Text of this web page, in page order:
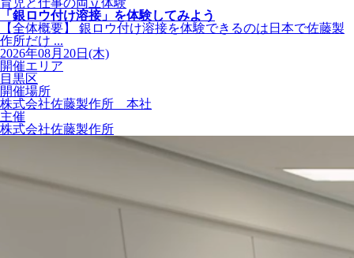
育児と仕事の両立体験
「銀ロウ付け溶接」を体験してみよう
【全体概要】 銀ロウ付け溶接を体験できるのは日本で佐藤製
作所だけ ...
2026年08月20日(木)
開催エリア
目黒区
開催場所
株式会社佐藤製作所 本社
主催
株式会社佐藤製作所